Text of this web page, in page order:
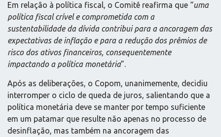
Em relação à política fiscal, o Comitê reafirma que “uma
política fiscal crível e comprometida com a
sustentabilidade da dívida contribui para a ancoragem das
expectativas de inflação e para a redução dos prêmios de
risco dos ativos financeiros, consequentemente
impactando a política monetária”.
Após as deliberações, o Copom, unanimemente, decidiu
interromper o ciclo de queda de juros, salientando que a
política monetária deve se manter por tempo suficiente
em um patamar que resulte não apenas no processo de
desinflação, mas também na ancoragem das